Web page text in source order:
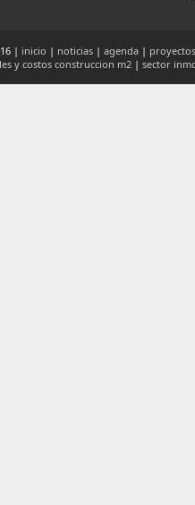
| inicio | noticias| agenda|
y costos construccion m2 | sector